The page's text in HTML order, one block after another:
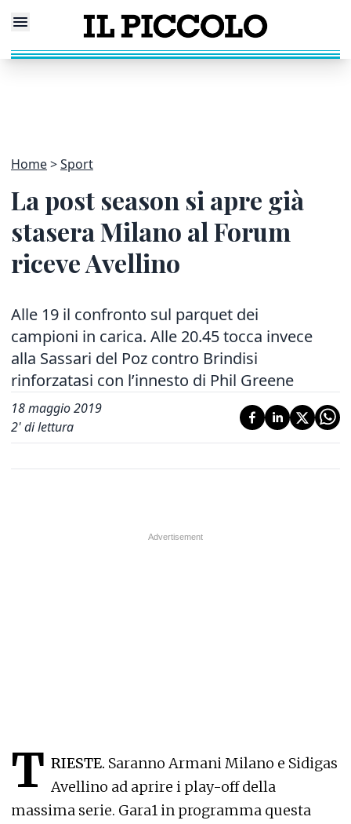
Home Sport
La post season si apre già
stasera Milano al Forum
riceve Avellino
Alle 19 il confronto sul parquet dei
campioni in carica. Alle 20.45 tocca invece
alla Sassari del Poz contro Brindisi
rinforzatasi con l’innesto di Phil Greene
18 maggio 2019
2' di lettura
T RIESTE. Saranno Armani Milano e Sidigas
Avellino ad aprire i play-off della
massima serie. Gara1 in programma questa